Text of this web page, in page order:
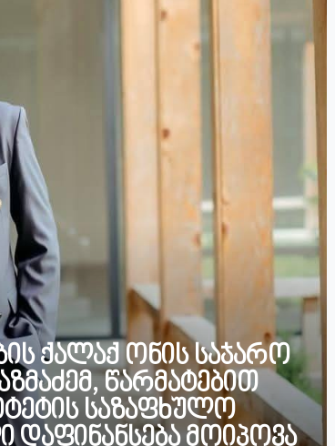
ქალაქ ონის საჯარო
წარმატებით
საზაფხულო
მოიპოვა